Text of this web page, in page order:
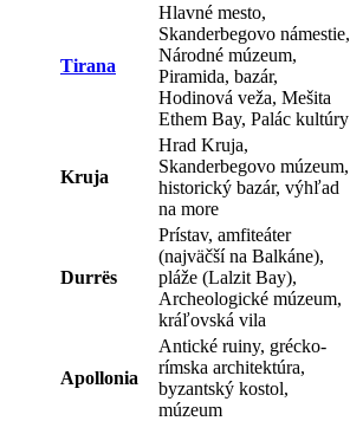
Tirana
Hlavné mesto,
Skanderbegovo námestie,
Národné múzeum,
Piramida, bazár,
Hodinová veža, Mešita
Ethem Bay, Palác kultúry
Kruja
Hrad Kruja,
Skanderbegovo múzeum,
historický bazár, výhľad
na more
Durrës
Prístav, amfiteáter
(najväčší na Balkáne),
pláže (Lalzit Bay),
Archeologické múzeum,
kráľovská vila
Apollonia
Antické ruiny, grécko-
rímska architektúra,
byzantský kostol,
múzeum